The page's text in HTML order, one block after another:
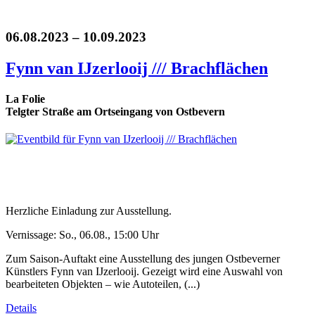
06.08.2023 – 10.09.2023
Fynn van IJzerlooij /// Brachflächen
La Folie
Telgter Straße am Ortseingang von Ostbevern
Herzliche Einladung zur Ausstellung.
Vernissage: So., 06.08., 15:00 Uhr
Zum Saison-Auftakt eine Ausstellung des jungen Ostbeverner
Künstlers Fynn van IJzerlooij. Gezeigt wird eine Auswahl von
bearbeiteten Objekten – wie Autoteilen, (...)
Details